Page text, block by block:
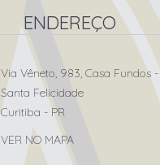
ENDEREÇO
Via Vêneto, 983, Casa Fundos -
Santa Felicidade
Curitiba - PR
VER NO MAPA